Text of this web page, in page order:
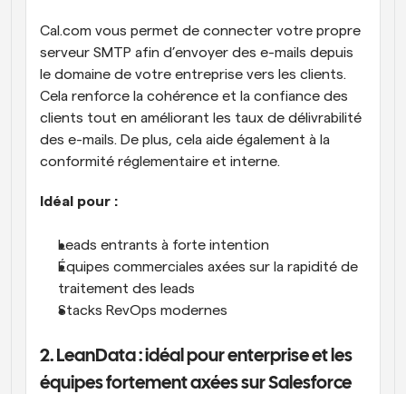
Cal.com vous permet de connecter votre propre
serveur SMTP afin d’envoyer des e-mails depuis
le domaine de votre entreprise vers les clients.
Cela renforce la cohérence et la confiance des
clients tout en améliorant les taux de délivrabilité
des e-mails. De plus, cela aide également à la
conformité réglementaire et interne.
Idéal pour :
Leads entrants à forte intention
Équipes commerciales axées sur la rapidité de
traitement des leads
Stacks RevOps modernes
2. LeanData : idéal pour enterprise et les
équipes fortement axées sur Salesforce